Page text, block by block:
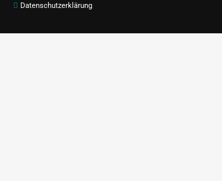
Datenschutzerklärung